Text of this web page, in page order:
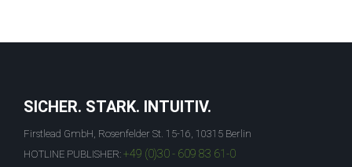
SICHER. STARK. INTUITIV.
Firstlead GmbH, Rosenfelder St. 15-16, 10315 Berlin
HOTLINE PUBLISHER: +49 (0)30 - 609 83 61-0